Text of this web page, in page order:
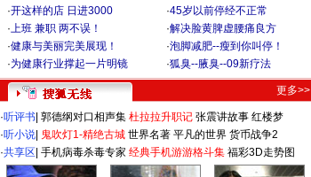
·开这样的店 日进3000 ·45岁以前停经不正常
·上班 兼职 两不误！ ·解决脸黄脾虚腰痛良方
·健康与美丽完美展现！ ·泡脚减肥--瘦到你叫停！
·为健康行业撑起一片明镜 ·狐臭--腋臭--09新疗法
更多>>
·听评书 郭德纲对口相声集 杜拉拉升职记 张震讲故事 红楼梦
·听小说 鬼吹灯1-精绝古城 世界名著 平凡的世界 货币战争2
·共享区 手机病毒杀毒专家 经典手机游游格斗集 福彩3D走势图